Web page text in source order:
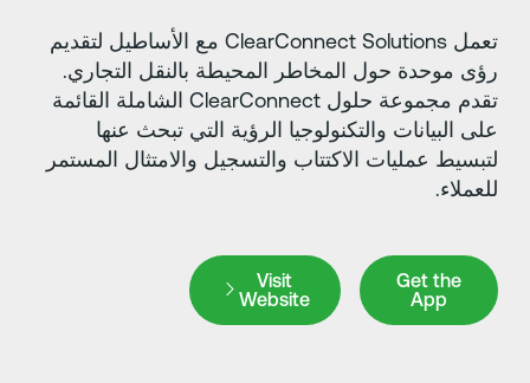
تعمل ClearConnect Solutions مع الأساطيل لتقديم
موحدة حول المخاطر المحيطة بالنقل التجاري.
تقدم مجموعة حلول ClearConnect الشاملة القائمة
البيانات والتكنولوجيا الرؤية التي تبحث عنها
عمليات الاكتتاب والتسجيل والامتثال المستمر
Get the
Get the
Website
Visit Website